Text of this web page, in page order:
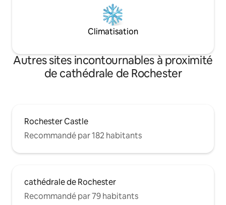
Climatisation
Autres sites incontournables à proximité
de cathédrale de Rochester
Rochester Castle
Recommandé par 182 habitants
cathédrale de Rochester
Recommandé par 79 habitants